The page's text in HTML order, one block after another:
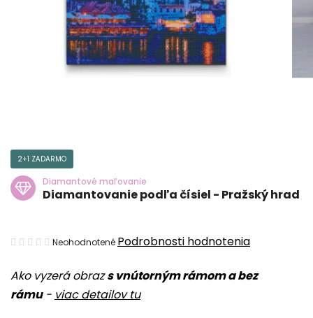
Ako vyzerá obrazs vnútorným rámom a bez
rámu- viac detailov tu
2+1 ZADARMO
Diamantové maľovanie
Diamantovanie podľa čísiel - Pražský hrad
Priemerné
produktu
je
Neohodnotené Podrobnosti hodnotenia